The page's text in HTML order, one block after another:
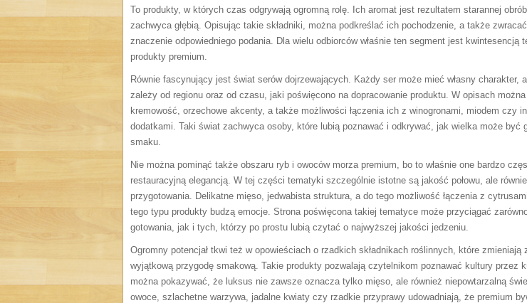
To produkty, w których czas odgrywają ogromną rolę. Ich aromat jest rezultatem starannej
zachwyca głębią. Opisując takie składniki, można podkreślać ich pochodzenie, a także
znaczenie odpowiedniego podania. Dla wielu odbiorców właśnie ten segment jest kwintesencją
produkty premium.
Równie fascynujący jest świat serów dojrzewających. Każdy ser może mieć własny charakter,
zależy od regionu oraz od czasu, jaki poświęcono na dopracowanie produktu. W opisach
kremowość, orzechowe akcenty, a także możliwości łączenia ich z winogronami, miodem czy
dodatkami. Taki świat zachwyca osoby, które lubią poznawać i odkrywać, jak wielka może być
smaku.
Nie można pominąć także obszaru ryb i owoców morza premium, bo to właśnie one bardzo
restauracyjną elegancją. W tej części tematyki szczególnie istotne są jakość połowu, ale
przygotowania. Delikatne mięso, jedwabista struktura, a do tego możliwość łączenia z
tego typu produkty budzą emocje. Strona poświęcona takiej tematyce może przyciągać
gotowania, jak i tych, którzy po prostu lubią czytać o najwyższej jakości jedzeniu.
Ogromny potencjał tkwi też w opowieściach o rzadkich składnikach roślinnych, które zmieniają
wyjątkową przygodę smakową. Takie produkty pozwalają czytelnikom poznawać kultury przez
można pokazywać, że luksus nie zawsze oznacza tylko mięso, ale również niepowtarzalną
owoce, szlachetne warzywa, jadalne kwiaty czy rzadkie przyprawy udowadniają, że premium